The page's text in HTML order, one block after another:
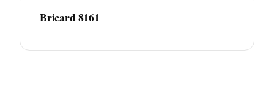
Bricard 8161